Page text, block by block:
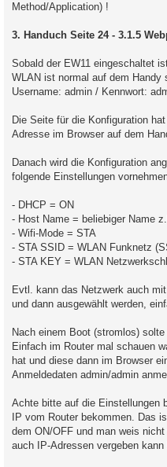
Method/Application) !
3. Handuch Seite 24 - 3.1.5
Sobald der EW11 eingeschaltet
WLAN ist normal auf dem Handy
Username: admin / Kennwort:
Die Seite für die Konfiguration
Adresse im Browser auf dem
Danach wird die Konfiguration
folgende Einstellungen
- DHCP = ON
- Host Name = beliebiger Name
- Wifi-Mode = STA
- STA SSID = WLAN Funknetz
- STA KEY = WLAN
Evtl. kann das Netzwerk auch
und dann ausgewählt werden,
Nach einem Boot (stromlos)
Einfach im Router mal schauen
hat und diese dann im Browser
Anmeldedaten admin/admin
Achte bitte auf die Einstellungen
IP vom Router bekommen. Das
dem ON/OFF und man weis
auch IP-Adressen vergeben kann